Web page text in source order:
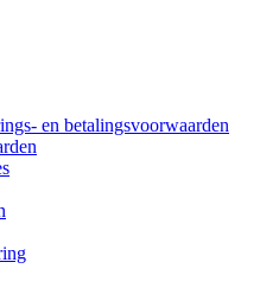
en betalingsvoorwaarden